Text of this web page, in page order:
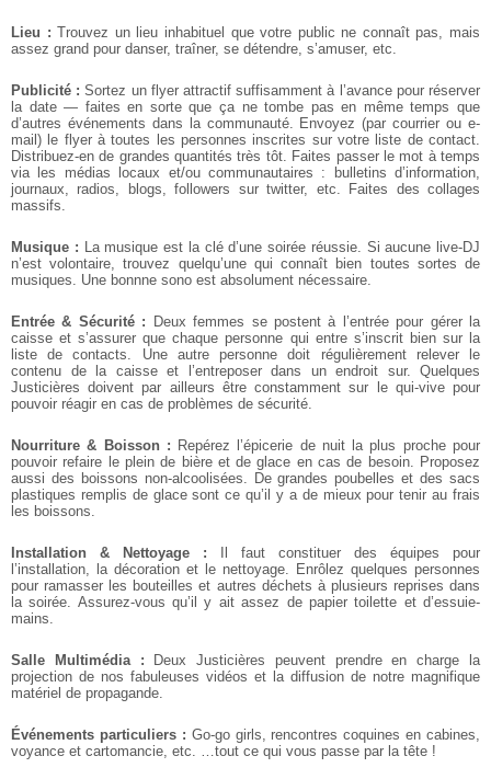
Lieu : Trouvez un lieu inhabituel que votre public ne connaît pas, mais
assez grand pour danser, traîner, se détendre, s’amuser, etc.
Publicité : Sortez un flyer attractif suffisamment à l’avance pour réserver
la date — faites en sorte que ça ne tombe pas en même temps que
d’autres événements dans la communauté. Envoyez (par courrier ou e-
mail) le flyer à toutes les personnes inscrites sur votre liste de contact.
Distribuez-en de grandes quantités très tôt. Faites passer le mot à temps
via les médias locaux et/ou communautaires : bulletins d’information,
journaux, radios, blogs, followers sur twitter, etc. Faites des collages
massifs.
Musique : La musique est la clé d’une soirée réussie. Si aucune live-DJ
n’est volontaire, trouvez quelqu’une qui connaît bien toutes sortes de
musiques. Une bonnne sono est absolument nécessaire.
Entrée & Sécurité : Deux femmes se postent à l’entrée pour gérer la
caisse et s’assurer que chaque personne qui entre s’inscrit bien sur la
liste de contacts. Une autre personne doit régulièrement relever le
contenu de la caisse et l’entreposer dans un endroit sur. Quelques
Justicières doivent par ailleurs être constamment sur le qui-vive pour
pouvoir réagir en cas de problèmes de sécurité.
Nourriture & Boisson : Repérez l’épicerie de nuit la plus proche pour
pouvoir refaire le plein de bière et de glace en cas de besoin. Proposez
aussi des boissons non-alcoolisées. De grandes poubelles et des sacs
plastiques remplis de glace sont ce qu’il y a de mieux pour tenir au frais
les boissons.
Installation & Nettoyage : Il faut constituer des équipes pour
l’installation, la décoration et le nettoyage. Enrôlez quelques personnes
pour ramasser les bouteilles et autres déchets à plusieurs reprises dans
la soirée. Assurez-vous qu’il y ait assez de papier toilette et d’essuie-
mains.
Salle Multimédia : Deux Justicières peuvent prendre en charge la
projection de nos fabuleuses vidéos et la diffusion de notre magnifique
matériel de propagande.
Événements particuliers : Go-go girls, rencontres coquines en cabines,
voyance et cartomancie, etc. …tout ce qui vous passe par la tête !